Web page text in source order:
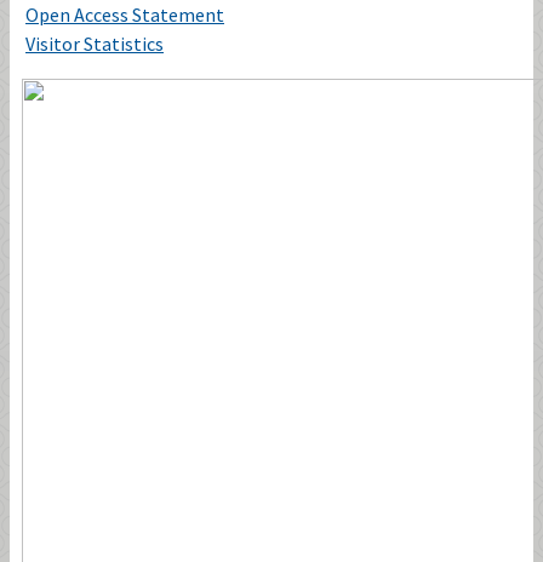
Open Access Statement
Visitor Statistics